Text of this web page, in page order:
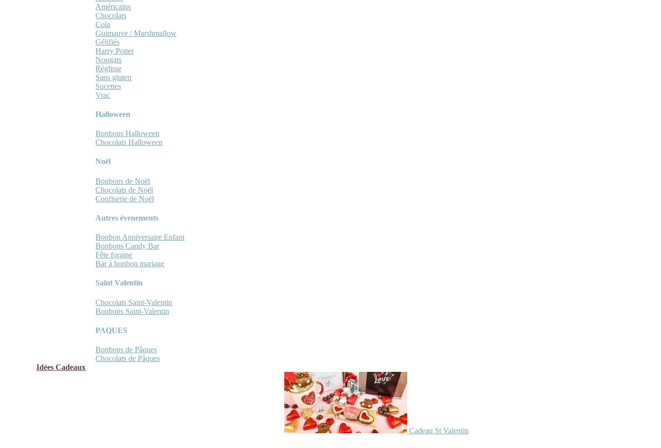
Américains
Chocolats
Cola
Guimauve / Marshmallow
Gélifiés
Harry Potter
Nougats
Réglisse
Sans gluten
Sucettes
Vrac
Halloween
Bonbons Halloween
Chocolats Halloween
Noël
Bonbons de Noël
Chocolats de Noël
Confiserie de Noël
Autres évenements
Bonbon Anniversaire Enfant
Bonbons Candy Bar
Fête foraine
Bar à bonbon mariage
Saint Valentin
Chocolats Saint-Valentin
Bonbons Saint-Valentin
PAQUES
Bonbons de Pâques
Chocolats de Pâques
Idées Cadeaux
Cadeau St Valentin